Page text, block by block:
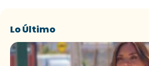
Lo Último